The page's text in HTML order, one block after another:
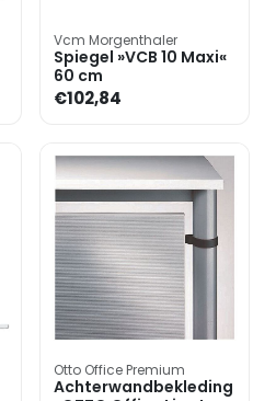
Vcm Morgenthaler
Spiegel »VCB 10 Maxi«
60 cm
€102,84
Otto Office Premium
Achterwandbekleding